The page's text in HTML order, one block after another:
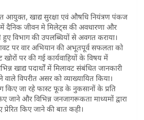
आयुक्त, खाद्य सुरक्षा एवं औषधि नियंत्रण पंकज
दैनिक जीवन मे मिलेट्स की अवधारणा और
हुए विभाग की उपलब्धियों से अवगत कराया।
पर वार अभियान की अभूतपूर्व सफलता को
पर की गई कार्यवाहियों के विषय में
खाद्य पदार्थों में मिलावट संबंधित जानकारी
वाले विपरीत असर को व्याख्यायित किया।
किए जा रहे फास्ट फूड के नुकसानों के प्रति
और विभिन्न जनजागरूकता माध्यमों द्वारा
किए जाने की बात कही।